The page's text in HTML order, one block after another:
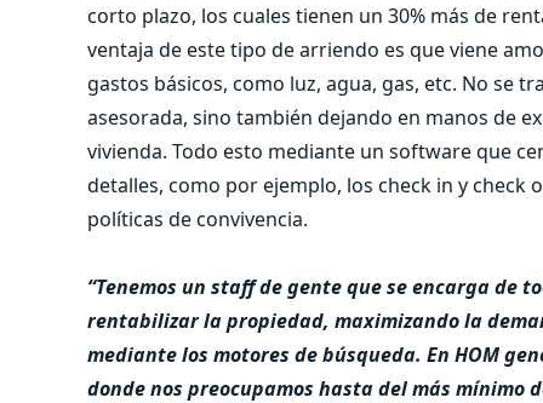
corto plazo, los cuales tienen un 30% más de
ventaja de este tipo de arriendo es que viene
gastos básicos, como luz, agua, gas, etc. No se
asesorada, sino también dejando en manos de
vivienda. Todo esto mediante un software que
detalles, como por ejemplo, los check in y
políticas de convivencia.
“Tenemos un staff de gente que se encarga de
rentabilizar la propiedad, maximizando la
mediante los motores de búsqueda. En HOM
donde nos preocupamos hasta del más mínimo